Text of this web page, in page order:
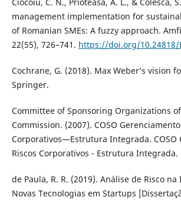
management implementation for
of Romanian SMEs: A fuzzy approach.
22(55), 726–741. https://doi.org/10.24818/
Cochrane, G. (2018). Max Weber’s vision
Springer.
Committee of Sponsoring Organizations
Commission. (2007). COSO
Corporativos—Estrutura Integrada. COSO
Riscos Corporativos - Estrutura Integrada.
de Paula, R. R. (2019). Análise de Risco
Novas Tecnologias em Startups